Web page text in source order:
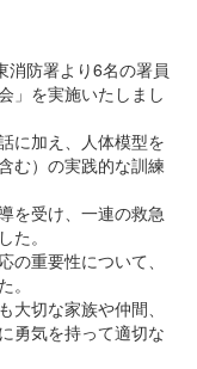
消防署より6名の署員
」を実施いたしまし
に加え、人体模型を
む）の実践的な訓練
を受け、一連の救急
。
重要性について、
切な家族や仲間、
勇気を持って適切な